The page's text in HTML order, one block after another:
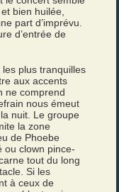
bien huilée,
part d’imprévu.
d’entrée de
plus tranquilles
aux accents
ne comprend
nous émeut
nuit. Le groupe
la zone
de Phoebe
ou clown pince-
tout du long
Si les
à ceux de